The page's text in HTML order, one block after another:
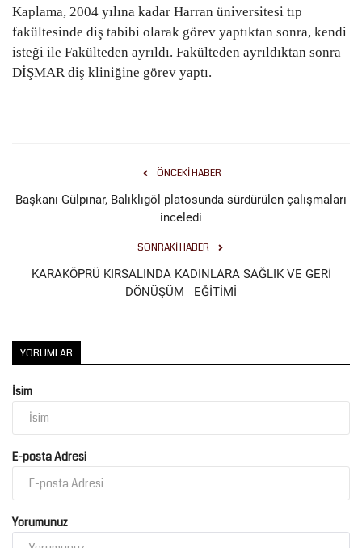
Kültür Sanat
Kaplama, 2004 yılına kadar Harran üniversitesi tıp
fakültesinde diş tabibi olarak görev yaptıktan sonra, kendi
isteği ile Fakülteden ayrıldı. Fakülteden ayrıldıktan sonra
DİŞMAR diş kliniğine görev yaptı.
ÖNCEKI HABER
Başkanı Gülpınar, Balıklıgöl platosunda sürdürülen çalışmaları
inceledi
SONRAKI HABER
KARAKÖPRÜ KIRSALINDA KADINLARA SAĞLIK VE GERİ
DÖNÜŞÜM EĞİTİMİ
YORUMLAR
İsim
E-posta Adresi
Yorumunuz